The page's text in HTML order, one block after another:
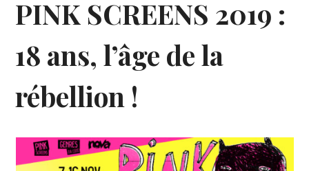
PINK SCREENS 2019 :
18 ans, l’âge de la
rébellion !